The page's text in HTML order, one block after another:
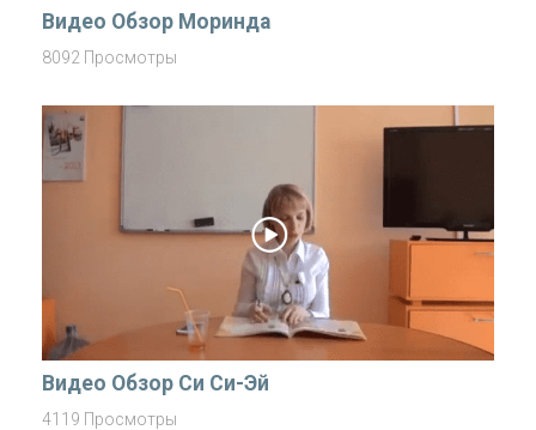
Видео Обзор Моринда
8092 Просмотры
Видео Обзор Си Си-Эй
4119 Просмотры